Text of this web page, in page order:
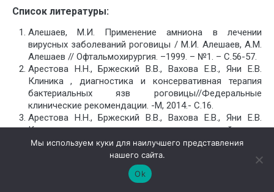
Список литературы:
Алешаев, М.И. Применение амниона в лечении
вирусных заболеваний роговицы / М.И. Алешаев, А.М.
Алешаев // Офтальмохирургия. –1999. – №1. – С.56-57.
Арестова Н.Н., Бржеский В.В., Вахова Е.В., Яни Е.В.
Клиника , диагностика и консервативная терапия
бактериальных язв роговицы//Федеральные
клинические рекомендации. -М, 2014.- С.16.
Арестова Н.Н., Бржеский В.В., Вахова Е.В., Яни Е.В.
Клиника , диагностика и лечение краевой язвы
роговицы. Федеральные клинические рекомендации
Арестова Н.Н., Бржеский В.В., Вахова Е.В., Яни Е.В.
Клиника, диагностика и консервативная терапия
Мы используем куки для наилучшего представления
нашего сайта.
Ok